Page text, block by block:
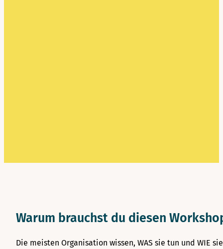
Warum brauchst du diesen
Die meisten Organisation wissen, WAS sie tun und WIE